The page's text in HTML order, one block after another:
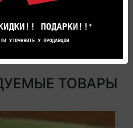
вы всегда
дилера Квик Степ.
ТОВАРЫ